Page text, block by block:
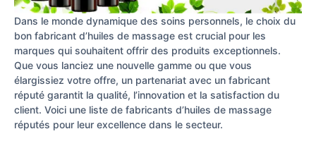
Dans le monde dynamique des soins personnels, le choix du
bon fabricant d’huiles de massage est crucial pour les
marques qui souhaitent offrir des produits exceptionnels.
Que vous lanciez une nouvelle gamme ou que vous
élargissiez votre offre, un partenariat avec un fabricant
réputé garantit la qualité, l’innovation et la satisfaction du
client. Voici une liste de fabricants d’huiles de massage
réputés pour leur excellence dans le secteur.